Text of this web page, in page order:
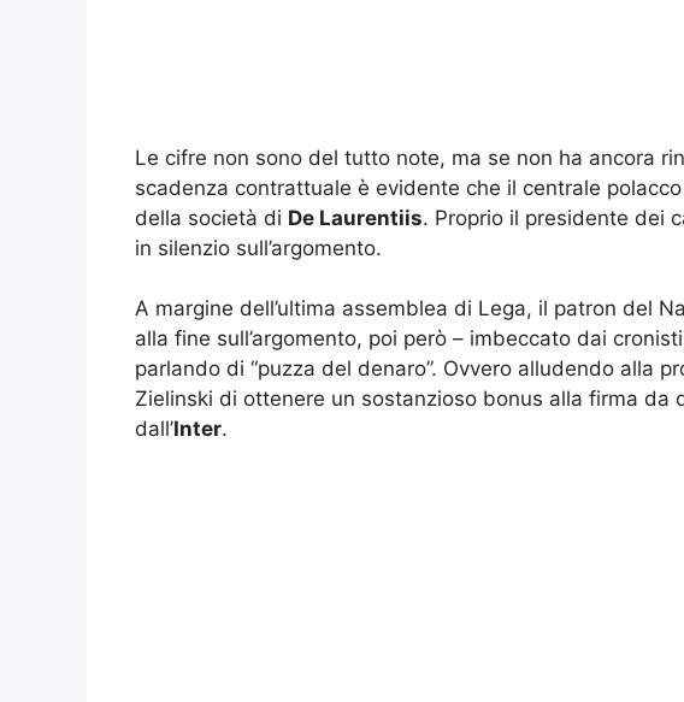
Le cifre non sono del tutto note, ma se non ha ancora
scadenza contrattuale è evidente che il centrale
della società di De Laurentiis. Proprio il presidente dei
in silenzio sull’argomento.
A margine dell’ultima assemblea di Lega, il patron del
alla fine sull’argomento, poi però – imbeccato dai
parlando di “puzza del denaro”. Ovvero alludendo alla
Zielinski di ottenere un sostanzioso bonus alla firma da
dall’Inter.